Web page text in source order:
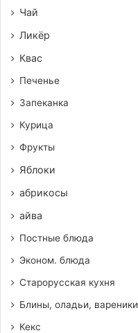
Чай
Ликёр
Квас
Печенье
Запеканка
Курица
Фрукты
Яблоки
абрикосы
айва
Постные блюда
Эконом. блюда
Старорусская кухня
Блины, оладьи, вареники
Кекс